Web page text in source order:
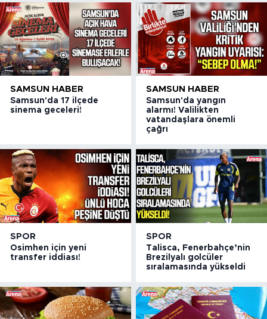
SAMSUN HABER
Samsun'da 17 ilçede
sinema geceleri!
SAMSUN HABER
Samsun'da yangın
alarmı! Valilikten
vatandaşlara önemli
çağrı
SPOR
Osimhen için yeni
transfer iddiası!
SPOR
Talisca, Fenerbahçe’nin
Brezilyalı golcüler
sıralamasında yükseldi